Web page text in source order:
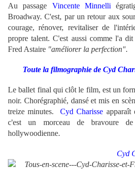
Au passage
Vincente Minnelli
Broadway. C'est, par un retour aux
courage, rénover, revitaliser de
propre talent. C'est aussi comme l'a
Fred Astaire "améliorer la perfection".
Toute la filmographie de Cyd
Le ballet final qui clôt le film, est un
noir. Chorégraphié, dansé et mis en
treize minutes. Cyd Charisse apparaît
c'est un morceau de bravoure
hollywoodienne.
Cyd